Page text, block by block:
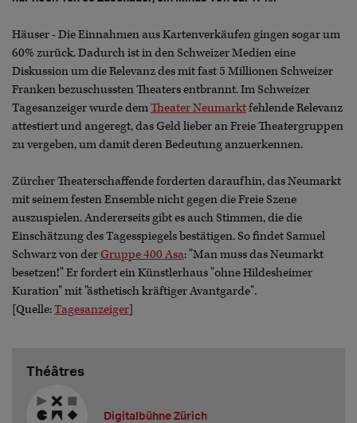
Häuser - Die Einnahmen aus Kartenverkäufen gingen sogar um
60% zurück. Dadurch ist in den Schweizer Medien eine
Diskussion um die Relevanz des mit fast 5 Millionen Schweizer
Franken bezuschussten Theaters entbrannt. Im Schweizer
Tagesanzeiger wurde demTheater Neumarktfehlende Relevanz
attestiert und angeregt, das Geld lieber an Freie Theatergruppen
zu vergeben, um damit deren Bedeutung anzuerkennen.
Zürcher Theaterschaffende forderten daraufhin, das Neumarkt
mit seinem festen Ensemble nicht gegen die Freie Szene
auszuspielen. Andererseits gibt es auch Stimmen, die die
Einschätzung des Tagesspiegels bestätigen. So findet Samuel
Schwarz von derGruppe 400 Asa: "Man muss das Neumarkt
besetzen!" Er fordert ein Künstlerhaus "ohne Hildesheimer
Kuration" mit "ästhetisch kräftiger Avantgarde".
[Quelle:Tagesanzeiger]
Théâtres
Digitalbühne Zürich